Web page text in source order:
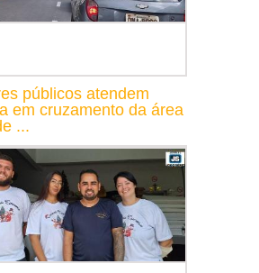
públicos atendem
em cruzamento da área
...